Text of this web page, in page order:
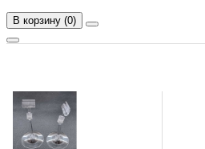
В корзину (0)